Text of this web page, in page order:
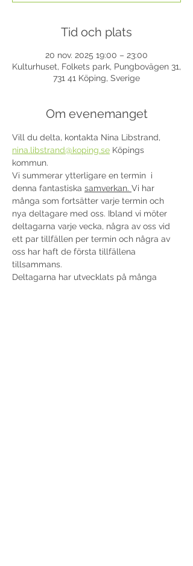
Tid och plats
20 nov. 2025 19:00 – 23:00
Kulturhuset, Folkets park, Pungbovägen 31,
731 41 Köping, Sverige
Om evenemanget
Vill du delta, kontakta Nina Libstrand,
nina.libstrand@koping.se Köpings
kommun.
Vi summerar ytterligare en termin  i
denna fantastiska samverkan. Vi har
många som fortsätter varje termin och
nya deltagare med oss. Ibland vi möter
deltagarna varje vecka, några av oss vid
ett par tillfällen per termin och några av
oss har haft de första tillfällena
tillsammans.
Deltagarna har utvecklats på många